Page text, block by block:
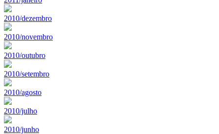
2010/dezembro
2010/novembro
2010/outubro
2010/setembro
2010/agosto
2010/julho
2010/junho